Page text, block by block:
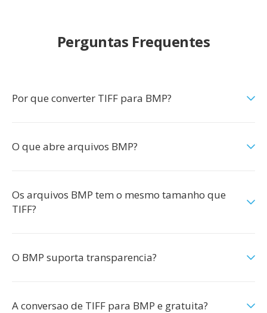
Perguntas Frequentes
Por que converter TIFF para BMP?
O que abre arquivos BMP?
Os arquivos BMP tem o mesmo tamanho que
TIFF?
O BMP suporta transparencia?
A conversao de TIFF para BMP e gratuita?